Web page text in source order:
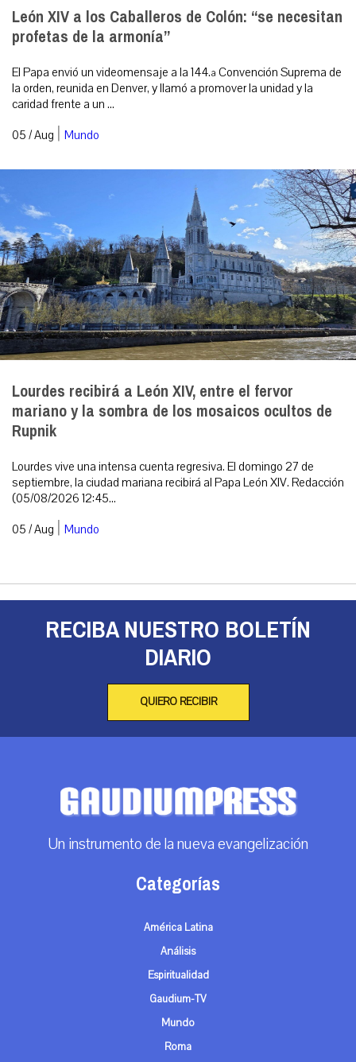
León XIV a los Caballeros de Colón: “se necesitan
profetas de la armonía”
El Papa envió un videomensaje a la 144.ª Convención Suprema de
la orden, reunida en Denver, y llamó a promover la unidad y la
caridad frente a un ...
05 / Aug | Mundo
Lourdes recibirá a León XIV, entre el fervor
mariano y la sombra de los mosaicos ocultos de
Rupnik
Lourdes vive una intensa cuenta regresiva. El domingo 27 de
septiembre, la ciudad mariana recibirá al Papa León XIV. Redacción
(05/08/2026 12:45...
05 / Aug | Mundo
RECIBA NUESTRO BOLETÍN
DIARIO
QUIERO RECIBIR
Un instrumento de la nueva evangelización
Categorías
América Latina
Análisis
Espiritualidad
Gaudium-TV
Mundo
Roma